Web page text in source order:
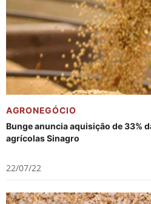
AGRONEGÓCIO
Bunge anuncia aquisição de 33%
agrícolas Sinagro
22/07/22